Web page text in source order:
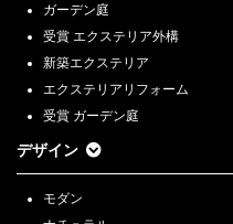
ガーデン庭
受賞 エクステリア外構
新築エクステリア
エクステリアリフォーム
受賞 ガーデン庭
デザイン
モダン